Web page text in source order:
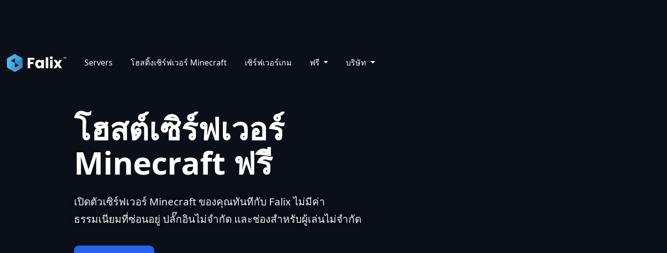
Servers โฮสติ้งเซิร์ฟเวอร์ Minecraft เซิร์ฟเวอร์เกม ฟรี บริษัท
โฮสต์เซิร์ฟเวอร์
Minecraft ฟรี
เปิดตัวเซิร์ฟเวอร์ Minecraft ของคุณทันทีกับ Falix ไม่มีค่า
ธรรมเนียมที่ซ่อนอยู่ ปลั๊กอินไม่จำกัด และช่องสำหรับผู้เล่นไม่จำกัด